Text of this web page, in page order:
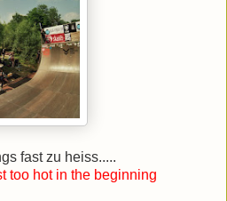
fast zu heiss.....
too hot in the beginning